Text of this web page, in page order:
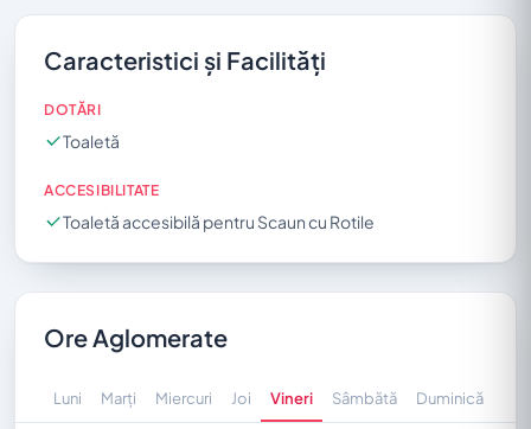
Caracteristici și Facilități
DOTĂRI
Toaletă
ACCESIBILITATE
Toaletă accesibilă pentru Scaun cu Rotile
Ore Aglomerate
Luni Marți Miercuri Joi Vineri Sâmbătă Duminică